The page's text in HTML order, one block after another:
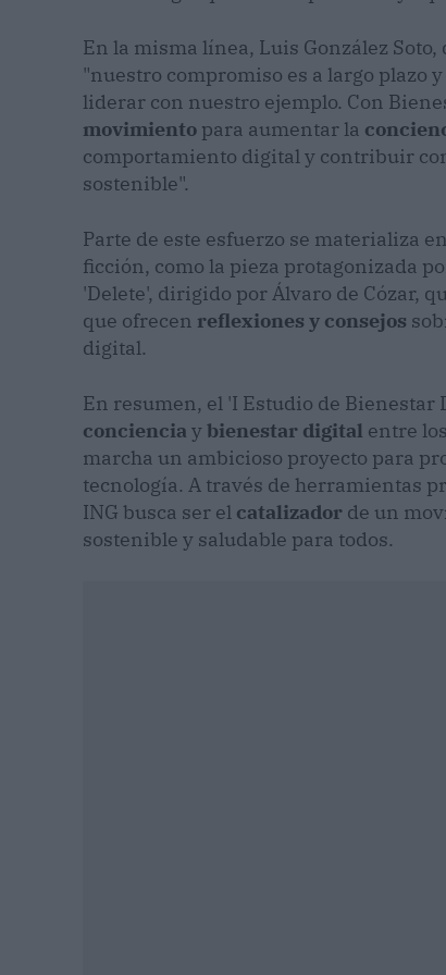
En la misma línea, Luis González
"nuestro compromiso es a largo plazo
liderar con nuestro ejemplo. Con
movimiento para aumentar la
comportamiento digital y contribuir
sostenible".
Parte de este esfuerzo se materializa
ficción, como la pieza protagonizada
'Delete', dirigido por Álvaro de Cózar,
que ofrecen reflexiones y consejos
digital.
En resumen, el 'I Estudio de
conciencia ybienestar digital entre
marcha un ambicioso proyecto para
tecnología. A través de herramientas
ING busca ser el catalizador de un
sostenible y saludable para todos.